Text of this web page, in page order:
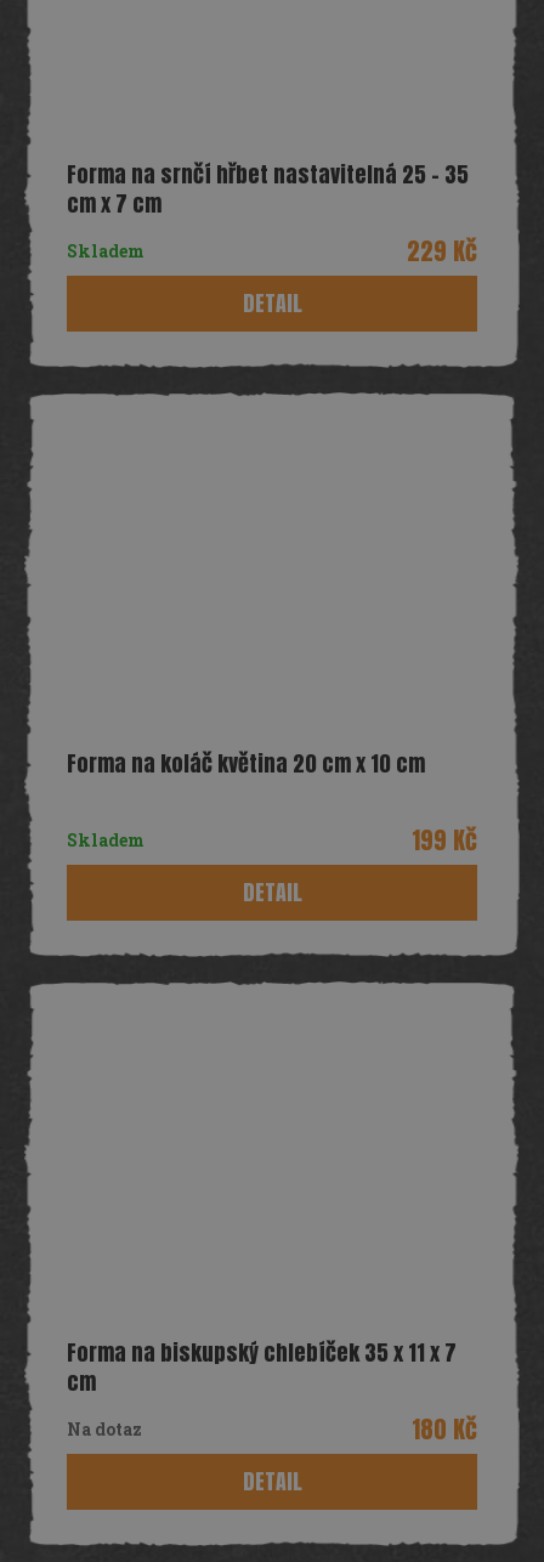
Forma na srnčí hřbet nastavitelná 25 - 35
cm x 7 cm
Skladem 229 Kč
DETAIL
Forma na koláč květina 20 cm x 10 cm
Skladem 199 Kč
DETAIL
Forma na biskupský chlebíček 35 x 11 x 7
cm
Na dotaz 180 Kč
DETAIL